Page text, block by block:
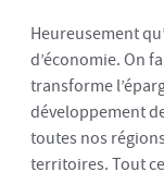
Heureusement
d’économie. On
transforme
développement
toutes nos
territoires. Tout